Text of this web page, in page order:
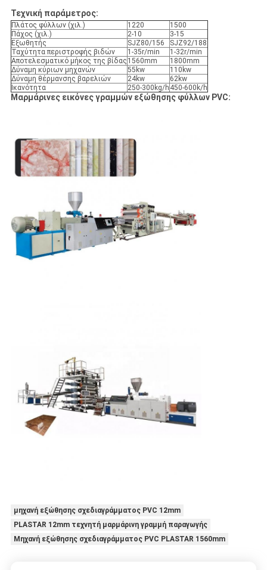
Τεχνική παράμετρος:
Πλάτος φύλλων (χιλ.) 1220
1500
Πάχος (χιλ.)
2-10
3-15
Εξωθητής
SJZ80/156
SJZ92/188
Ταχύτητα περιστροφής βιδών
1-35r/min
1-32r/min
Αποτελεσματικό μήκος της βίδας 1560mm
1800mm
Δύναμη κύριων μηχανών
55kw
110kw
Δύναμη θέρμανσης βαρελιών
24kw
62kw
Ικανότητα
250-300kg/h 450-600k/h
Μαρμάρινες εικόνες γραμμών εξώθησης φύλλων PVC:
μηχανή εξώθησης σχεδιαγράμματος PVC 12mm
PLASTAR 12mm τεχνητή μαρμάρινη γραμμή παραγωγής
Μηχανή εξώθησης σχεδιαγράμματος PVC PLASTAR 1560mm